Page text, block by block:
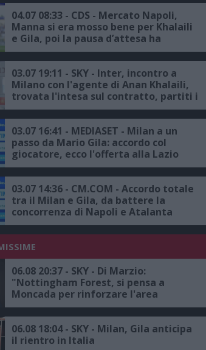
04.07 08:33 - CDS - Mercato Napoli,
Manna si era mosso bene per Khalaili
e Gila, poi la pausa d’attesa ha
scatenato l'agguato delle milanesi
03.07 19:11 - SKY - Inter, incontro a
Milano con l'agente di Anan Khalaili,
trovata l'intesa sul contratto, partiti i
contatti con l'Union Saint-Gilloise
03.07 16:41 - MEDIASET - Milan a un
passo da Mario Gila: accordo col
giocatore, ecco l'offerta alla Lazio
03.07 14:36 - CM.COM - Accordo totale
tra il Milan e Gila, da battere la
concorrenza di Napoli e Atalanta
06.08 20:37 - SKY - Di Marzio:
"Nottingham Forest, si pensa a
Moncada per rinforzare l'area
sportiva, proposta all'ex dirigente del
Milan"
06.08 18:04 - SKY - Milan, Gila anticipa
il rientro in Italia